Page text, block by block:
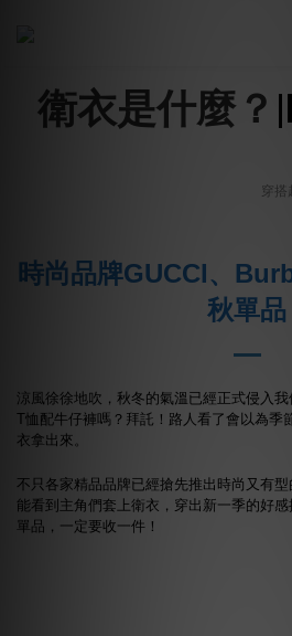
衛衣是什麼？
穿搭
時尚品牌GUCCI、
秋單品
涼風徐徐地吹，秋冬的氣溫已經正式侵入
T恤配牛仔褲嗎？拜託！路人看了會以為季
衣拿出來。
不只各家精品品牌已經搶先推出時尚又有
能看到主角們套上衛衣，穿出新一季的好
單品，一定要收一件！